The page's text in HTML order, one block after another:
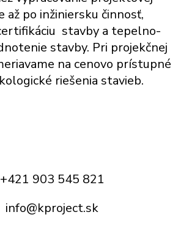
až po inžiniersku činnosť,
stavby a tepelno-
stavby. Pri projekčnej
na cenovo prístupné
riešenia stavieb.
+421 903 545 821
info@kproject.sk